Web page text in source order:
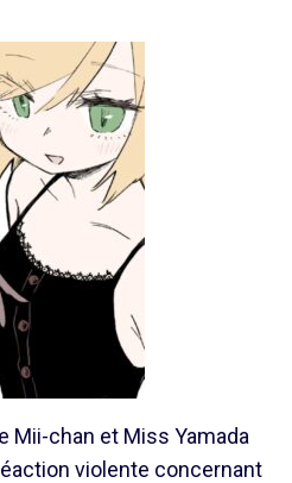
Mii-chan et Miss Yamada
violente concernant